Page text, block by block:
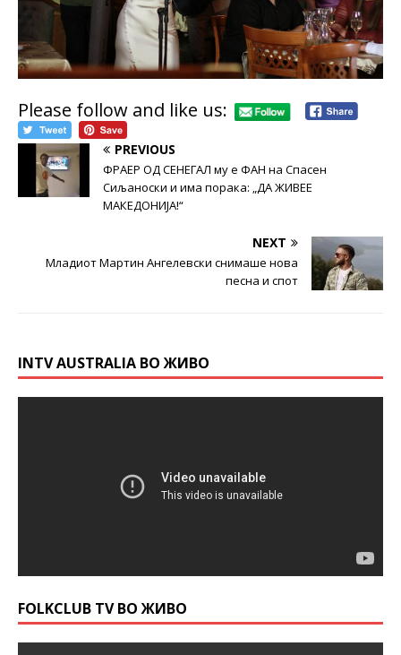
Please follow and like us:
PREVIOUS
ФРАЕР ОД СЕНЕГАЛ му е ФАН на Спасен
Сиљаноски и има порака: „ДА ЖИВЕЕ
МАКЕДОНИЈА!“
NEXT
Младиот Мартин Ангелевски снимаше нова
песна и спот
INTV AUSTRALIA ВО ЖИВО
FOLKCLUB TV ВО ЖИВО